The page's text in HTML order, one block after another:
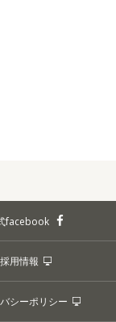
facebook
採用情報
シーポリシー